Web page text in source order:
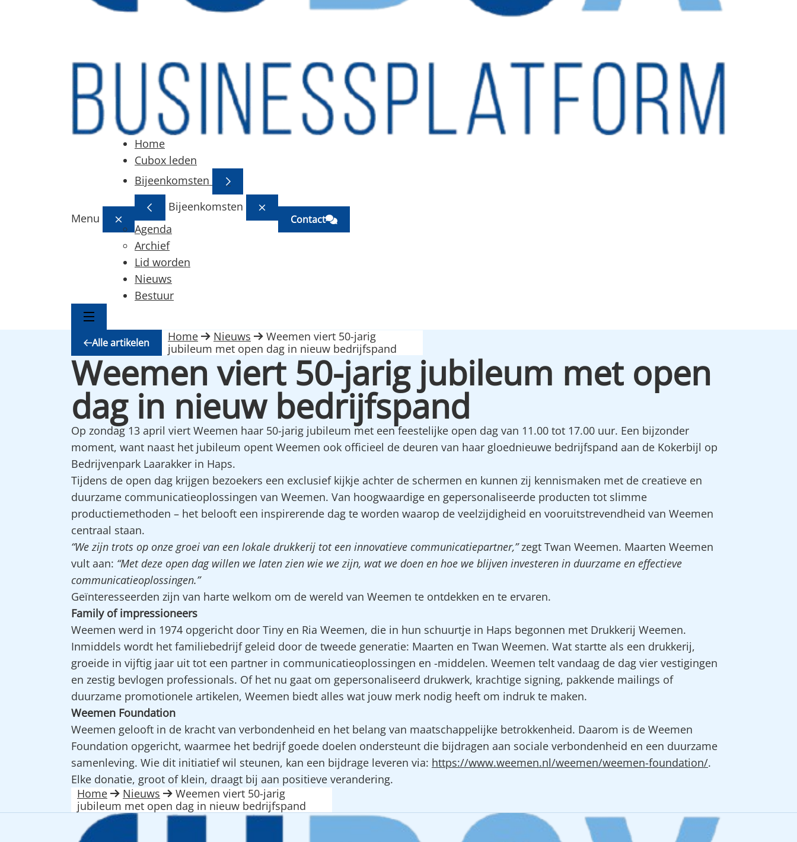
Menu
Home
Cubox leden
Bijeenkomsten
Bijeenkomsten
Agenda
Archief
Lid worden
Nieuws
Bestuur
Contact
Alle artikelen Home Nieuws
Weemen viert 50-jarig
jubileum met open dag in nieuw bedrijfspand
Weemen viert 50-jarig jubileum met open
dag in nieuw bedrijfspand
Op zondag 13 april viert Weemen haar 50-jarig jubileum met een feestelijke open dag van 11.00 tot 17.00 uur. Een bijzonder
moment, want naast het jubileum opent Weemen ook officieel de deuren van haar gloednieuwe bedrijfspand aan de Kokerbijl op
Bedrijvenpark Laarakker in Haps.
Tijdens de open dag krijgen bezoekers een exclusief kijkje achter de schermen en kunnen zij kennismaken met de creatieve en
duurzame communicatieoplossingen van Weemen. Van hoogwaardige en gepersonaliseerde producten tot slimme
productiemethoden – het belooft een inspirerende dag te worden waarop de veelzijdigheid en vooruitstrevendheid van Weemen
centraal staan.
“We zijn trots op onze groei van een lokale drukkerij tot een innovatieve communicatiepartner,”zegt Twan Weemen. Maarten Weemen
vult aan: “Met deze open dag willen we laten zien wie we zijn, wat we doen en hoe we blijven investeren in duurzame en effectieve
communicatieoplossingen.”
Geïnteresseerden zijn van harte welkom om de wereld van Weemen te ontdekken en te ervaren.
Family of impressioneers
Weemen werd in 1974 opgericht door Tiny en Ria Weemen, die in hun schuurtje in Haps begonnen met Drukkerij Weemen.
Inmiddels wordt het familiebedrijf geleid door de tweede generatie: Maarten en Twan Weemen. Wat startte als een drukkerij,
groeide in vijftig jaar uit tot een partner in communicatieoplossingen en -middelen. Weemen telt vandaag de dag vier vestigingen
en zestig bevlogen professionals. Of het nu gaat om gepersonaliseerd drukwerk, krachtige signing, pakkende mailings of
duurzame promotionele artikelen, Weemen biedt alles wat jouw merk nodig heeft om indruk te maken.
Weemen Foundation
Weemen gelooft in de kracht van verbondenheid en het belang van maatschappelijke betrokkenheid. Daarom is de Weemen
Foundation opgericht, waarmee het bedrijf goede doelen ondersteunt die bijdragen aan sociale verbondenheid en een duurzame
samenleving. Wie dit initiatief wil steunen, kan een bijdrage leveren via: https://www.weemen.nl/weemen/weemen-foundation/.
Elke donatie, groot of klein, draagt bij aan positieve verandering.
Home
Nieuws
Weemen viert 50-jarig
jubileum met open dag in nieuw bedrijfspand